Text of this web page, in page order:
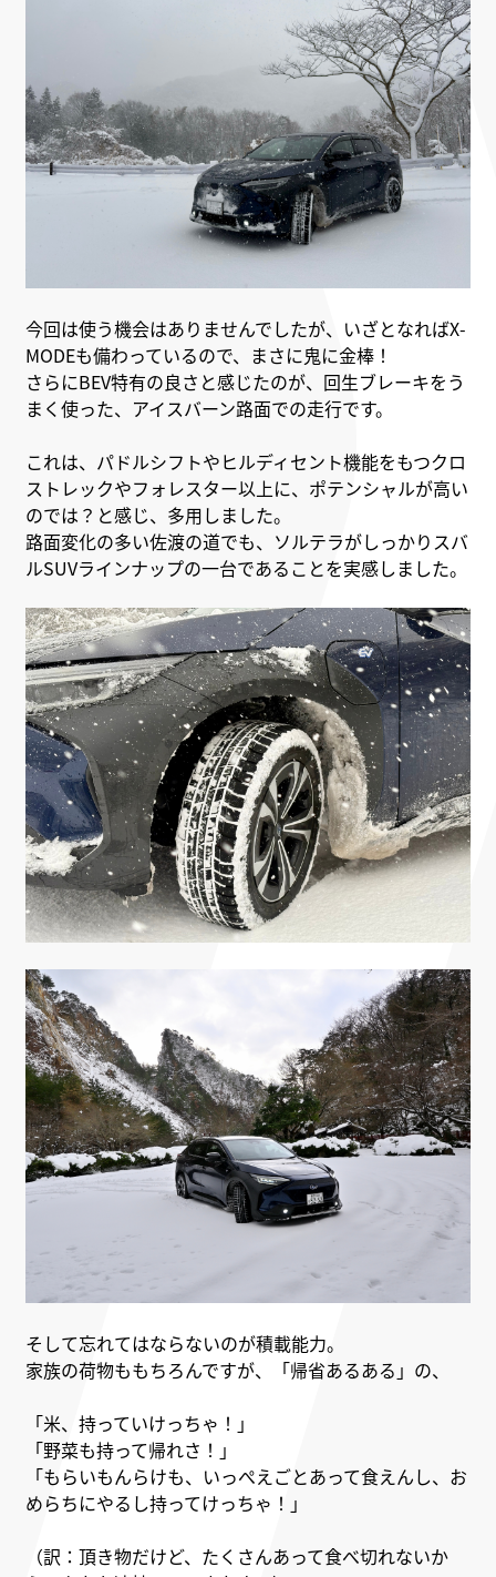
今回は使う機会はありませんでしたが、いざとなればX-
MODEも備わっているので、まさに鬼に金棒！
さらにBEV特有の良さと感じたのが、回生ブレーキをう
まく使った、アイスバーン路面での走行です。
これは、パドルシフトやヒルディセント機能をもつクロ
ストレックやフォレスター以上に、ポテンシャルが高い
のでは？と感じ、多用しました。
路面変化の多い佐渡の道でも、ソルテラがしっかりスバ
ルSUVラインナップの一台であることを実感しました。
そして忘れてはならないのが積載能力。
家族の荷物ももちろんですが、「帰省あるある」の、
「米、持っていけっちゃ！」
「野菜も持って帰れさ！」
「もらいもんらけも、いっぺえごとあって食えんし、お
めらちにやるし持ってけっちゃ！」
（訳：頂き物だけど、たくさんあって食べ切れないか